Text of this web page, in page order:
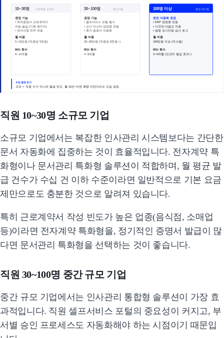
10~30명 스타트업·소규모
권장 기능
• 재직증명서·근로계약서
자동 발급 (기본 패키지)
• 전자서명 외부 연동
월 비용
5~15만원 (직원당 5천원)
ROI 회수
6~12개월
30~100명 중소기업
권장 기능
• 셀프서비스 포털 필수
• 인사 마스터 양방향 연동
• 휴가·증명서 자동화
월 비용
30~80만원 (직원당 8천원~)
ROI 회수
4~8개월
100명 이상 중견·대기업
완전 자동화 권장
• ERP 양방향 연동
• 다국적·다법인 지원
• 법령 모니터링·감사 로그
월 비용
100만원 이상 (커스텀)
ROI 회수
3~6개월 (인건비 절감 효과↑)
도입 결정 순서
규모 = 직원 수가 아니라 발급 빈도. 월 10건↑이면 30명 미만이라도 도입 검토.
직원 10~30명 소규모 기업
소규모 기업에서는 복잡한 인사관리 시스템보다는 간단한
문서 자동화에 집중하는 것이 효율적입니다. 전자계약 특
화형이나 문서관리 특화형 솔루션이 적합하며, 월 평균 발
급 건수가 수십 건 이하 수준이라면 일반적으로 기본 요금
제만으로도 충분한 것으로 알려져 있습니다.
특히 근로계약서 작성 빈도가 높은 업종(음식점, 소매업
등)이라면 전자계약 특화형을, 정기적인 증명서 발급이 많
다면 문서관리 특화형을 선택하는 것이 좋습니다.
직원 30~100명 중간 규모 기업
중간 규모 기업에서는 인사관리 통합형 솔루션이 가장 효
과적입니다. 직원 셀프서비스 포털의 중요성이 커지고, 부
서별 승인 프로세스도 자동화해야 하는 시점이기 때문입